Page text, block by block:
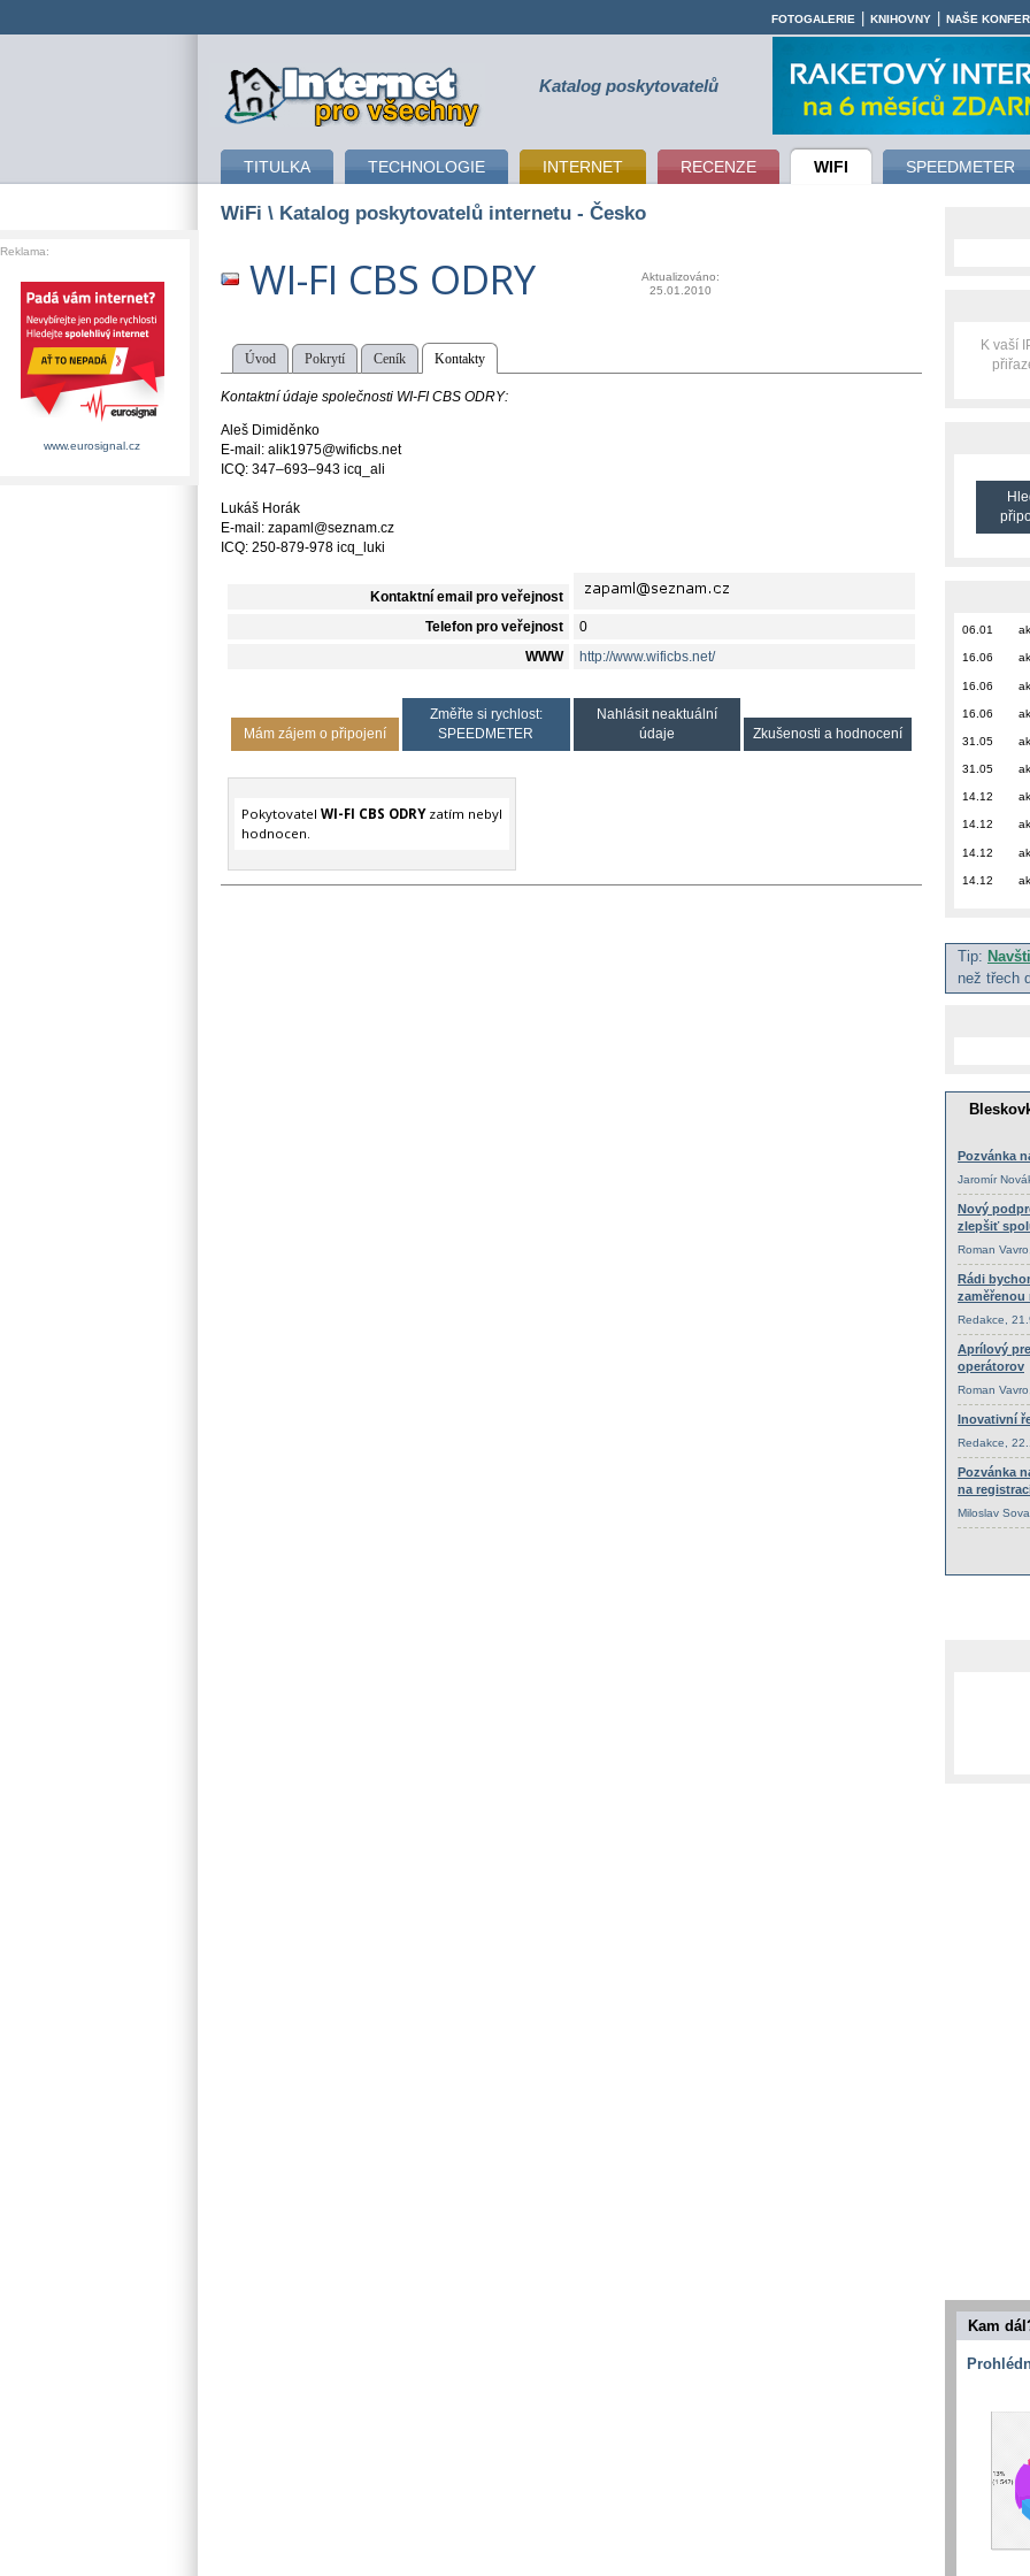
připojení k internetu Katalog poskytovatelů
TITULKA TECHNOLOGIE INTERNET RECENZE WIFI SPEEDMETER
FOTOGALERIE KNIHOVNY NAŠE
WiFi \ Katalog poskytovatelů internetu - Česko
WI-FI CBS ODRY
Aktualizováno:
25.01.2010
Úvod Pokrytí Ceník Kontakty
Kontaktní údaje společnosti WI-FI CBS ODRY:
Aleš Dimiděnko
E-mail: alik1975@wificbs.net
ICQ: 347–693–943 icq_ali
Lukáš Horák
E-mail: zapaml@seznam.cz
ICQ: 250-879-978 icq_luki
Kontaktní email pro veřejnost
Telefon pro veřejnost 0
WWW http://www.wificbs.net/
Mám zájem o připojení
Změřte si rychlost:
SPEEDMETER
Nahlásit neaktuální
údaje
Zkušenosti a hodnocení
Pokytovatel WI-FI CBS ODRYzatím nebyl
hodnocen.
K vaší
06.01
16.06
16.06
16.06
31.05
31.05
14.12
14.12
14.12
14.12
Tip:
než třech
Kam
Reklama:
www.eurosignal.cz